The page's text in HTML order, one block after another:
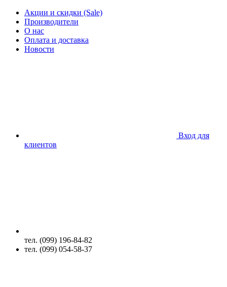
Акции и скидки (Sale)
Производители
О нас
Оплата и доставка
Новости
Вход для
клиентов
тел. (099) 196-84-82
тел. (099) 054-58-37